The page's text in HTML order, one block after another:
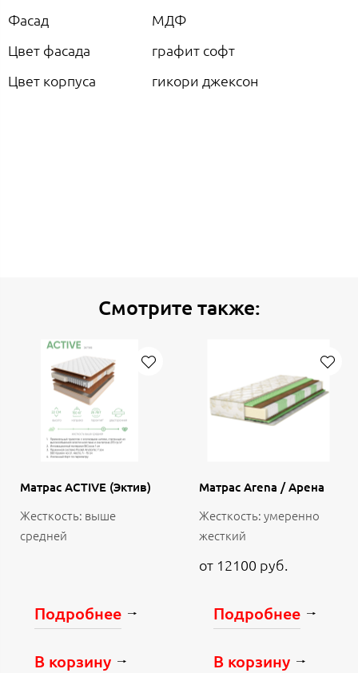
Фасад
МДФ
Цвет фасада
графит софт
Цвет корпуса
гикори джексон
Смотрите также:
Матрас ACTIVE (Эктив)
Жесткость: выше
средней
Подробнее
В корзину
Матрас Arena / Арена
Жесткость: умеренно
жесткий
от 12100 руб.
Подробнее
В корзину